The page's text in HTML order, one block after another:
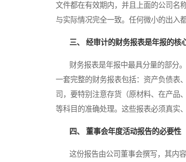
文件都在有效期内，并且上面的公司名
与实际情况完全一致。任何微小的出入
三、 经审计的财务报表是年报的核
财务报表是年报中最具分量的部分。
一套完整的财务报表包括：资产负债表
司，要特别注意存货（原材料、在产品
等科目的准确处理。这些报表必须真实
四、 董事会年度活动报告的必要性
这份报告由公司董事会撰写，其内容